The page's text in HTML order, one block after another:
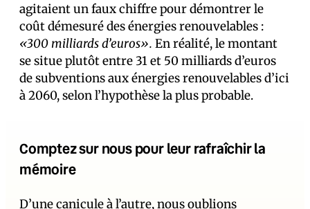
agitaient un faux chiffre pour démontrer le
coût démesuré des énergies renouvelables :
«300 milliards d’euros». En réalité, le montant
se situe plutôt entre 31 et 50 milliards d’euros
de subventions aux énergies renouvelables d’ici
à 2060, selon l’hypothèse la plus probable.
Comptez sur nous pour leur rafraîchir la
mémoire
D’une canicule à l’autre, nous oublions